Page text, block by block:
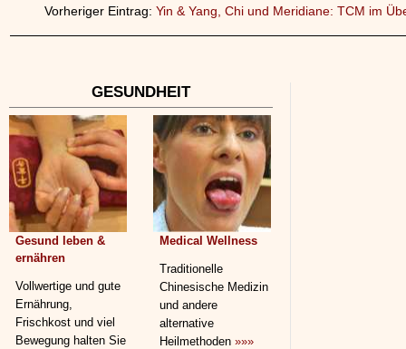
Vorheriger Eintrag: Yin & Yang, Chi und Meridiane: TCM im
GESUNDHEIT
Gesund leben &
ernähren
Vollwertige und gute
Ernährung,
Frischkost und viel
Bewegung halten Sie
Medical Wellness
Traditionelle
Chinesische Medizin
und andere
alternative
Heilmethoden »»»